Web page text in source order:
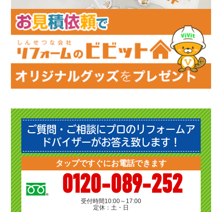
ご質問・ご相談にプロのリフォームア
ドバイザーがお答え致します！
タップですぐにお電話できます
0120-089-252
受付時間 10:00～17:00
定休：土・日